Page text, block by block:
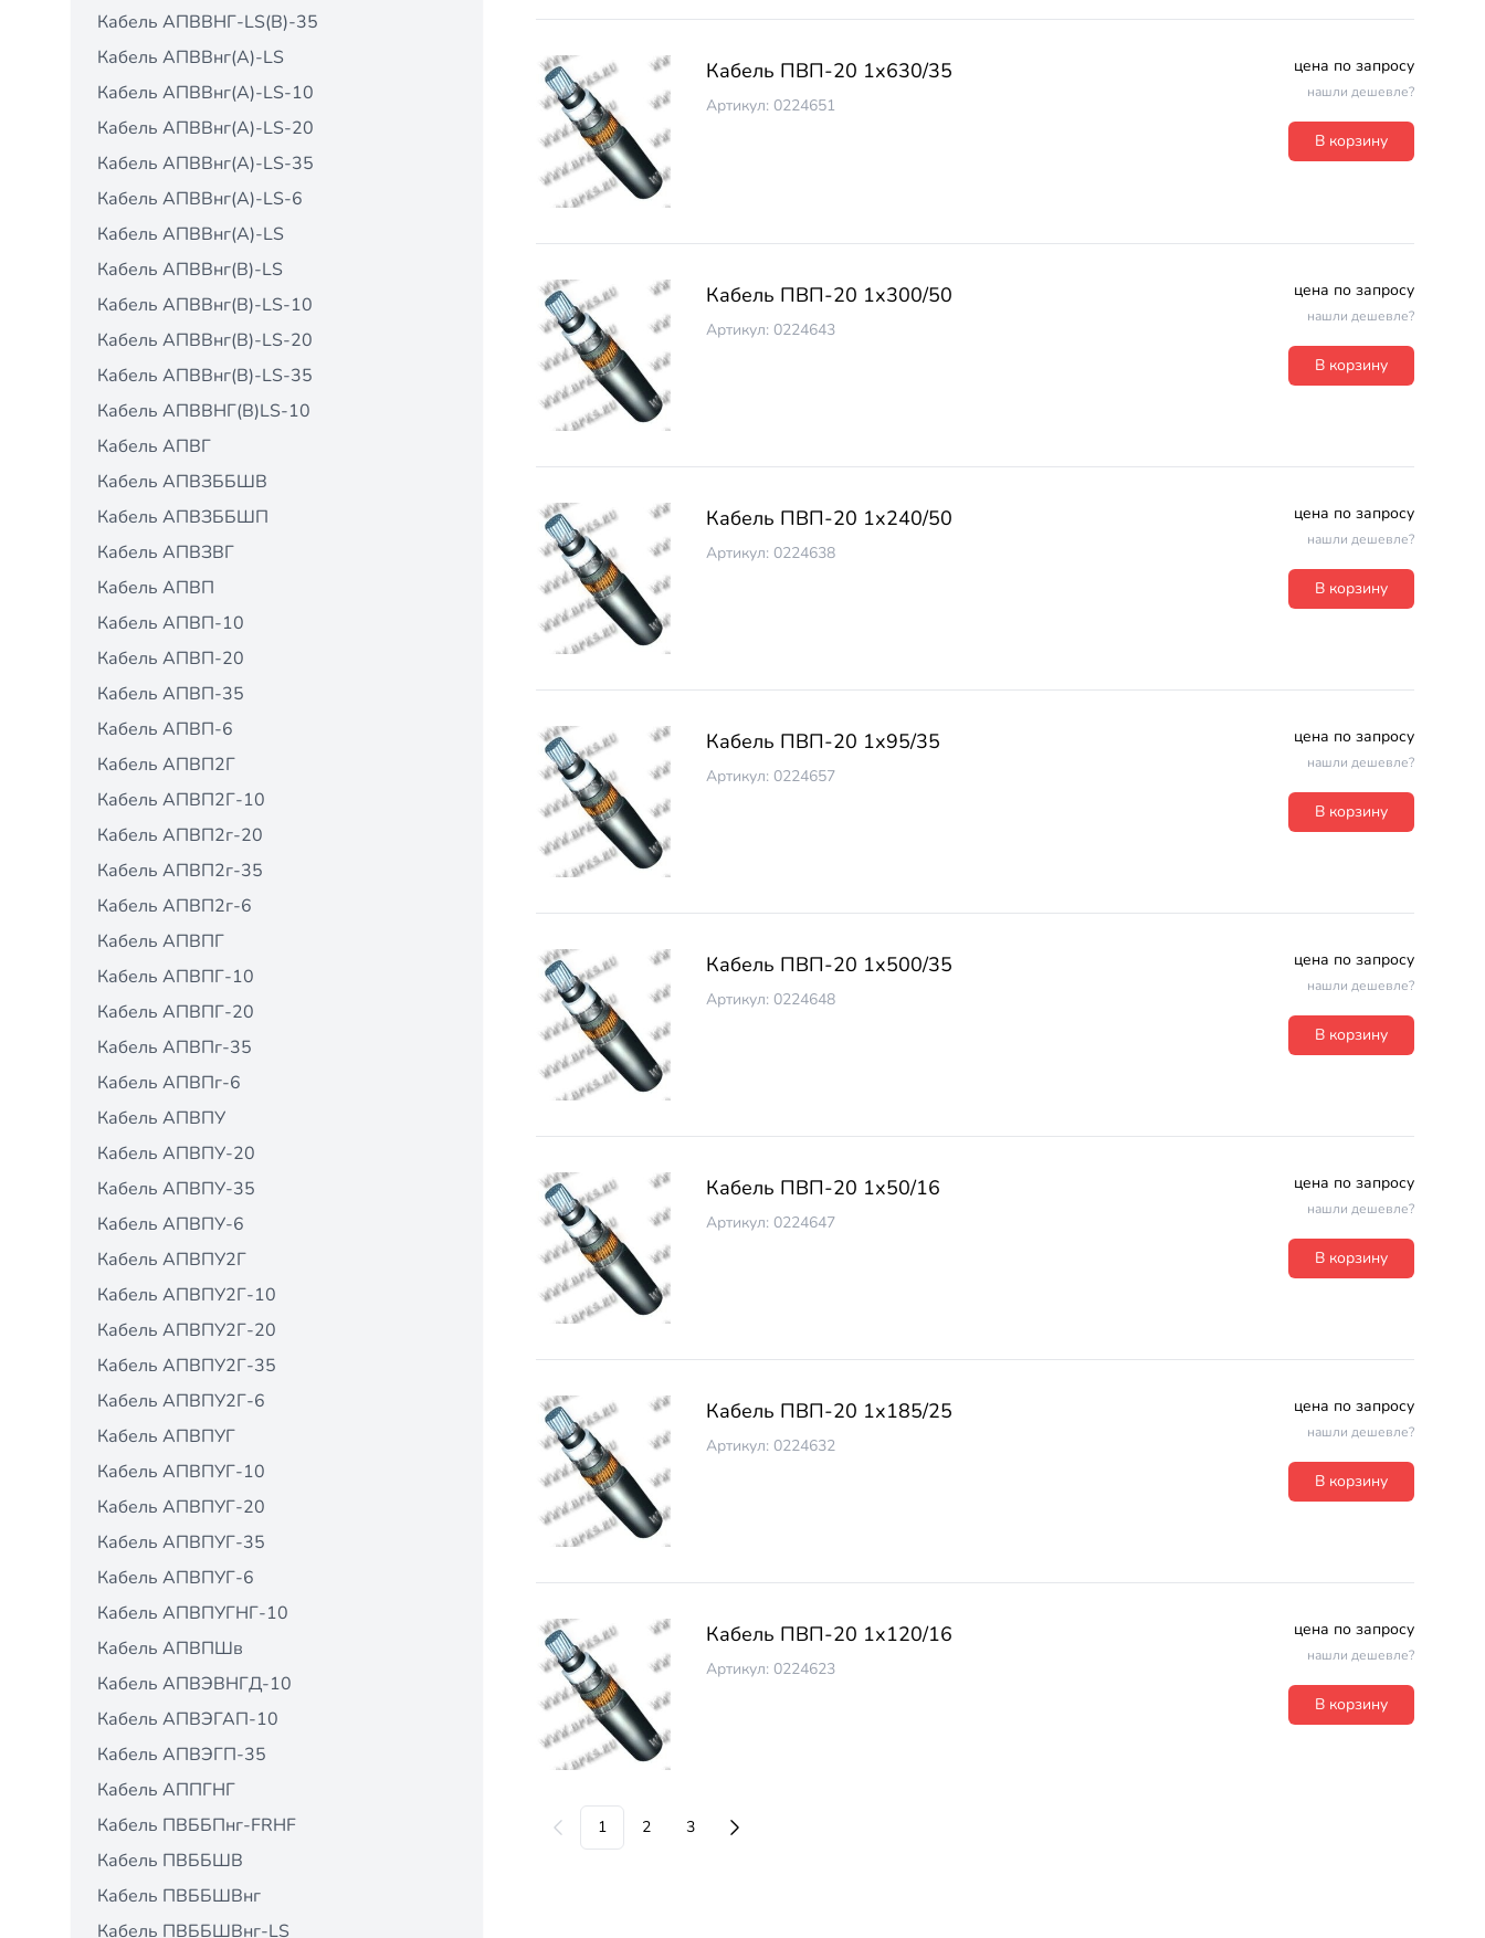
Кабель АПВВНГ-LS(В)-35
Кабель АПВВнг(A)-LS
Кабель АПВВнг(A)-LS-10
Кабель АПВВнг(A)-LS-20
Кабель АПВВнг(A)-LS-35
Кабель АПВВнг(A)-LS-6
Кабель АПВВнг(А)-LS
Кабель АПВВнг(В)-LS
Кабель АПВВнг(В)-LS-10
Кабель АПВВнг(В)-LS-20
Кабель АПВВнг(В)-LS-35
Кабель АПВВНГ(В)LS-10
Кабель АПВГ
Кабель АПВЗББШВ
Кабель АПВЗББШП
Кабель АПВЗВГ
Кабель АПВП
Кабель АПВП-10
Кабель АПВП-20
Кабель АПВП-35
Кабель АПВП-6
Кабель АПВП2Г
Кабель АПВП2Г-10
Кабель АПВП2г-20
Кабель АПВП2г-35
Кабель АПВП2г-6
Кабель АПВПГ
Кабель АПВПГ-10
Кабель АПВПГ-20
Кабель АПВПг-35
Кабель АПВПг-6
Кабель АПВПУ
Кабель АПВПУ-20
Кабель АПВПУ-35
Кабель АПВПУ-6
Кабель АПВПУ2Г
Кабель АПВПУ2Г-10
Кабель АПВПУ2Г-20
Кабель АПВПУ2Г-35
Кабель АПВПУ2Г-6
Кабель АПВПУГ
Кабель АПВПУГ-10
Кабель АПВПУГ-20
Кабель АПВПУГ-35
Кабель АПВПУГ-6
Кабель АПВПУГНГ-10
Кабель АПВПШв
Кабель АПВЭВНГД-10
Кабель АПВЭГАП-10
Кабель АПВЭГП-35
Кабель АППГНГ
Кабель ПВББПнг-FRHF
Кабель ПВББШВ
Кабель ПВББШВнг
Кабель ПВББШВнг-LS
Кабель ПВП-20 1х630/35
Артикул: 0224651
цена по запросу
нашли дешевле?
В корзину
Кабель ПВП-20 1х300/50
Артикул: 0224643
цена по запросу
нашли дешевле?
В корзину
Кабель ПВП-20 1х240/50
Артикул: 0224638
цена по запросу
нашли дешевле?
В корзину
Кабель ПВП-20 1х95/35
Артикул: 0224657
цена по запросу
нашли дешевле?
В корзину
Кабель ПВП-20 1х500/35
Артикул: 0224648
цена по запросу
нашли дешевле?
В корзину
Кабель ПВП-20 1х50/16
Артикул: 0224647
цена по запросу
нашли дешевле?
В корзину
Кабель ПВП-20 1х185/25
Артикул: 0224632
цена по запросу
нашли дешевле?
В корзину
Кабель ПВП-20 1х120/16
Артикул: 0224623
цена по запросу
нашли дешевле?
В корзину
1 2 3